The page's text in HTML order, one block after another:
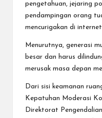
pengetahuan, jejaring
pendampingan orang
mencurigakan di
Menurutnya, generasi
besar dan harus
merusak masa depan
Dari sisi keamanan
Kepatuhan Moderasi
Direktorat